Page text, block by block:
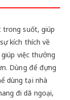
trong suốt, giúp
kích thích về
việc thưởng
Dùng để đựng
dùng tại nhà
đi dã ngoại,